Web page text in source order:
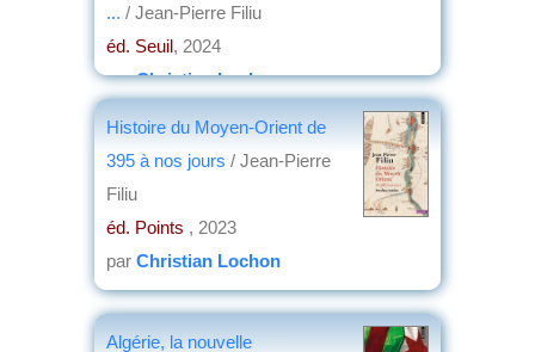
... / Jean-Pierre Filiu
éd. Seuil, 2024
parChristian Lochon
Histoire du Moyen-Orient de
395 à nos jours / Jean-Pierre
Filiu
éd. Points , 2023
par Christian Lochon
Algérie, la nouvelle